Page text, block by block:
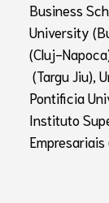
Business
University
(Cluj-
(Targu Jiu),
Pontificia
Instituto
Empresariais